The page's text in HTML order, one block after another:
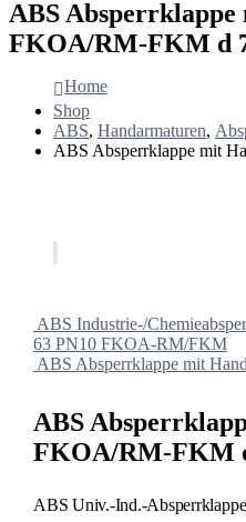
ABS
FKOA/RM-FKM d
Home
Shop
ABS, Handarmaturen,
ABS Absperrklappe mit
ABS Industrie-/
63 PN10 FKOA-RM/FKM
ABS Absperrklappe mit
ABS
FKOA/RM-FKM
ABS Univ.-Ind.-